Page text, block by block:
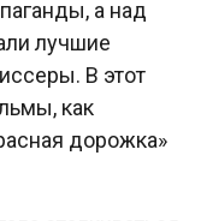
а над
лучшие
В этот
как
дорожка»